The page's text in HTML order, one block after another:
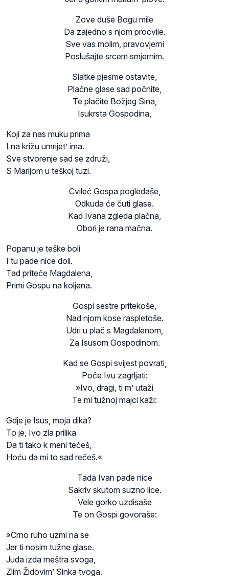
Zove duše Bogu mile
Da zajedno s njom procvile.
Sve vas molim, pravovjerni
Poslušajte srcem smjernim.
Slatke pjesme ostavite,
Plačne glase sad počnite,
Te plačite Božjeg Sina,
Isukrsta Gospodina,
Koji za nas muku prima
I na križu umrijet’ ima.
Sve stvorenje sad se združi,
S Marijom u teškoj tuzi.
Cvileć Gospa pogledaše,
Odkuda će čuti glase.
Kad Ivana zgleda plačna,
Obori je rana mačna.
Popanu je teške boli
I tu pade nice doli.
Tad priteče Magdalena,
Primi Gospu na koljena.
Gospi sestre pritekoše,
Nad njom kose raspletoše.
Udri u plač s Magdalenom,
Za Isusom Gospodinom.
Kad se Gospi svijest povrati,
Poče Ivu zagrljati:
»Ivo, dragi, ti m’ utaži
Te mi tužnoj majci kaži:
Gdje je Isus, moja dika?
To je, Ivo zla prilika
Da ti tako k meni tečeš,
Hoću da mi to sad rečeš.«
Tada Ivan pade nice
Sakriv skutom suzno lice.
Vele gorko uzdisaše
Te on Gospi govoraše:
»Crno ruho uzmi na se
Jer ti nosim tužne glase.
Juda izda meštra svoga,
Zlim Židovim’ Sinka tvoga.